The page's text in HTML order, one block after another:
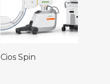
Leer Más
Cios Spin